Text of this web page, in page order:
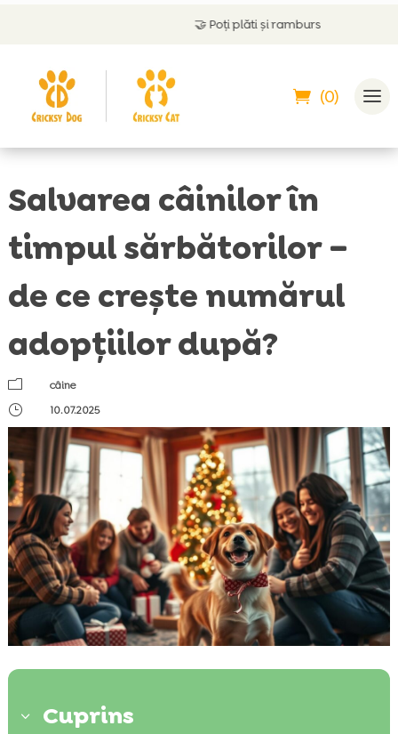
Poți plăti și ramburs
(0)
Salvarea câinilor în
timpul sărbătorilor –
de ce crește numărul
adopțiilor după?
m
câine
}
10.07.2025
3 Cuprins